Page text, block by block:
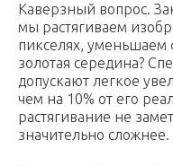
Каверзный вопрос.
мы растягиваем
пикселях, уменьшаем
золотая середина?
допускают легкое
чем на 10% от его
растягивание не
значительно сложнее.